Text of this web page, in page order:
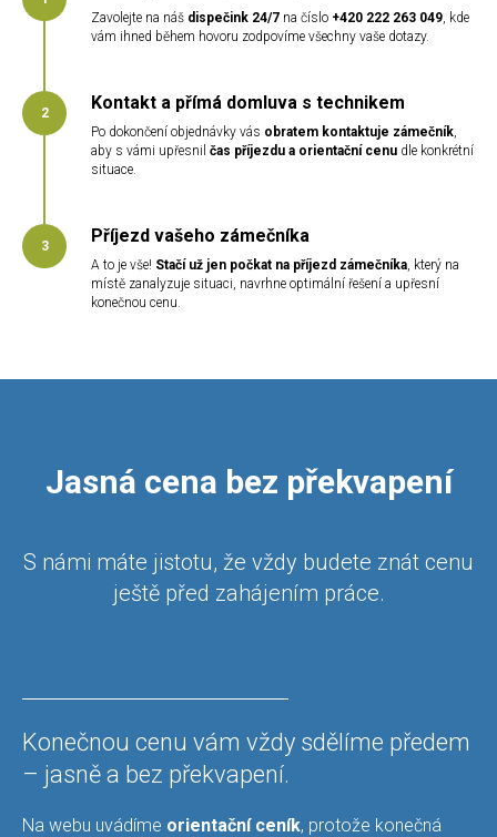
Zavolejte na náš dispečink 24/7 na číslo +420 222 263 049 , kde
vám ihned během hovoru zodpovíme všechny vaše dotazy.
Kontakt a přímá domluva s technikem
Po dokončení objednávky vás obratem kontaktuje zámečník
aby s vámi upřesnil čas příjezdu a orientační cenu dle konkrétní
situace.
Příjezd vašeho zámečníka
A to je vše! Stačí už jen počkat na příjezd zámečníka , který na
místě zanalyzuje situaci, navrhne optimální řešení a upřesní
konečnou cenu.
Jasná cena bez překvapení
S námi máte jistotu, že vždy budete znát cenu
ještě před zahájením práce.
Konečnou cenu vám vždy sdělíme předem
– jasně a bez překvapení.
Na webu uvádíme orientační ceník, protože konečná